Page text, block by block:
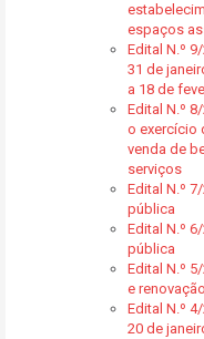
espaços
Edital N.º
31 de
a 18 de
Edital N.º
o exercício
venda de
serviços
Edital N.º
pública
Edital N.º
pública
Edital N.º
e
Edital N.º
20 de